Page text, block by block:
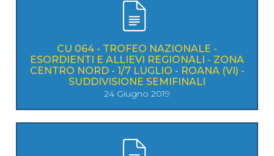
CU 064 - TROFEO NAZIONALE -
ESORDIENTI E ALLIEVI REGIONALI - ZONA
CENTRO NORD - 1/7 LUGLIO - ROANA (VI) -
SUDDIVISIONE SEMIFINALI
24 Giugno 2019